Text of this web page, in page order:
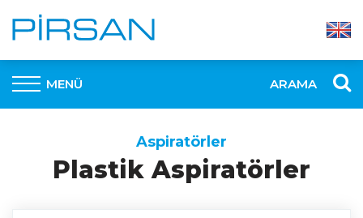
MENÜ ARAMA
Aspiratörler
Plastik Aspiratörler